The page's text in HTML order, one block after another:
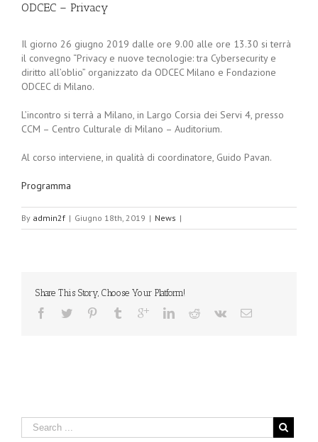
ODCEC – Privacy
Il giorno 26 giugno 2019 dalle ore 9.00 alle ore 13.30 si terrà
il convegno “Privacy e nuove tecnologie: tra Cybersecurity e
diritto all’oblio” organizzato da ODCEC Milano e Fondazione
ODCEC di Milano.
L’incontro si terrà a Milano, in Largo Corsia dei Servi 4, presso
CCM – Centro Culturale di Milano – Auditorium.
Al corso interviene, in qualità di coordinatore, Guido Pavan.
Programma
By admin2f | Giugno 18th, 2019 | News |
Share This Story, Choose Your Platform!